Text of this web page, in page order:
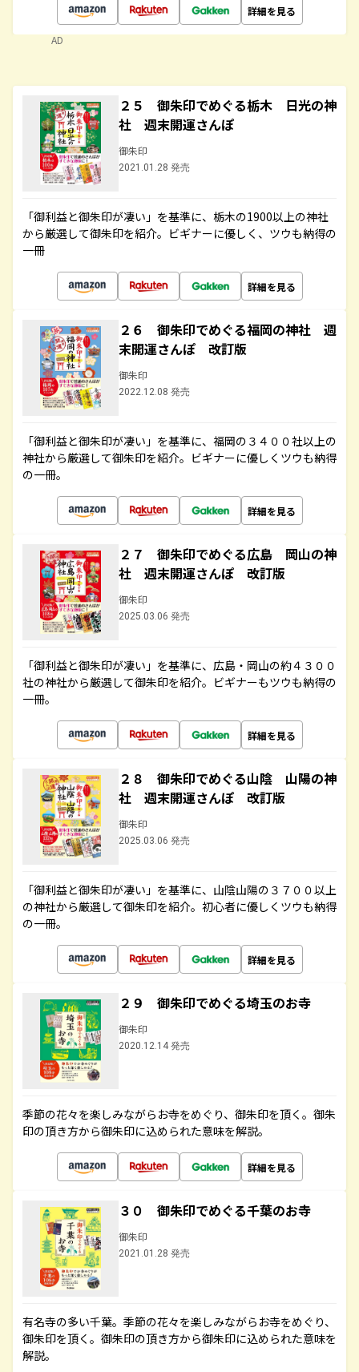
詳細を見る
AD
２５ 御朱印でめぐる栃木 日光の神
社 週末開運さんぽ
御朱印
2021.01.28 発売
「御利益と御朱印が凄い」を基準に、栃木の1900以上の神社
から厳選して御朱印を紹介。ビギナーに優しく、ツウも納得の
一冊
詳細を見る
２６ 御朱印でめぐる福岡の神社 週
末開運さんぽ 改訂版
御朱印
2022.12.08 発売
「御利益と御朱印が凄い」を基準に、福岡の３４００社以上の
神社から厳選して御朱印を紹介。ビギナーに優しくツウも納得
の一冊。
詳細を見る
２７ 御朱印でめぐる広島 岡山の神
社 週末開運さんぽ 改訂版
御朱印
2025.03.06 発売
「御利益と御朱印が凄い」を基準に、広島・岡山の約４３００
社の神社から厳選して御朱印を紹介。ビギナーもツウも納得の
一冊。
詳細を見る
２８ 御朱印でめぐる山陰 山陽の神
社 週末開運さんぽ 改訂版
御朱印
2025.03.06 発売
「御利益と御朱印が凄い」を基準に、山陰山陽の３７００以上
の神社から厳選して御朱印を紹介。初心者に優しくツウも納得
の一冊。
詳細を見る
２９ 御朱印でめぐる埼玉のお寺
御朱印
2020.12.14 発売
季節の花々を楽しみながらお寺をめぐり、御朱印を頂く。御朱
印の頂き方から御朱印に込められた意味を解説。
詳細を見る
３０ 御朱印でめぐる千葉のお寺
御朱印
2021.01.28 発売
有名寺の多い千葉。季節の花々を楽しみながらお寺をめぐり、
御朱印を頂く。御朱印の頂き方から御朱印に込められた意味を
解説。